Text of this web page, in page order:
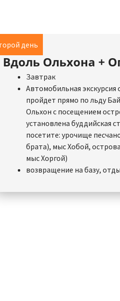
Вдоль Ольхона +
день
Завтрак
Автомобильная экскурсия
пройдет прямо по льду
Ольхон с посещением
установлена буддийская
посетите: урочище
брата), мыс Хобой,
мыс Хоргой)
возвращение на базу,